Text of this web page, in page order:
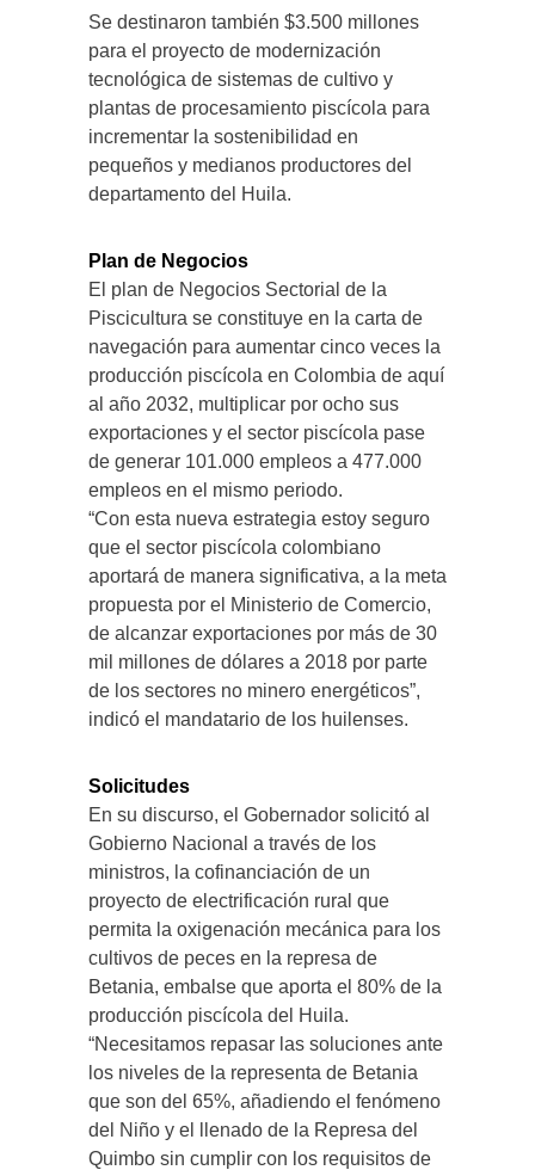
Se destinaron también $3.500 millones
para el proyecto de modernización
tecnológica de sistemas de cultivo y
plantas de procesamiento piscícola para
incrementar la sostenibilidad en
pequeños y medianos productores del
departamento del Huila.
Plan de Negocios
El plan de Negocios Sectorial de la
Piscicultura se constituye en la carta de
navegación para aumentar cinco veces la
producción piscícola en Colombia de aquí
al año 2032, multiplicar por ocho sus
exportaciones y el sector piscícola pase
de generar 101.000 empleos a 477.000
empleos en el mismo periodo.
“Con esta nueva estrategia estoy seguro
que el sector piscícola colombiano
aportará de manera significativa, a la meta
propuesta por el Ministerio de Comercio,
de alcanzar exportaciones por más de 30
mil millones de dólares a 2018 por parte
de los sectores no minero energéticos”,
indicó el mandatario de los huilenses.
Solicitudes
En su discurso, el Gobernador solicitó al
Gobierno Nacional a través de los
ministros, la cofinanciación de un
proyecto de electrificación rural que
permita la oxigenación mecánica para los
cultivos de peces en la represa de
Betania, embalse que aporta el 80% de la
producción piscícola del Huila.
“Necesitamos repasar las soluciones ante
los niveles de la representa de Betania
que son del 65%, añadiendo el fenómeno
del Niño y el llenado de la Represa del
Quimbo sin cumplir con los requisitos de